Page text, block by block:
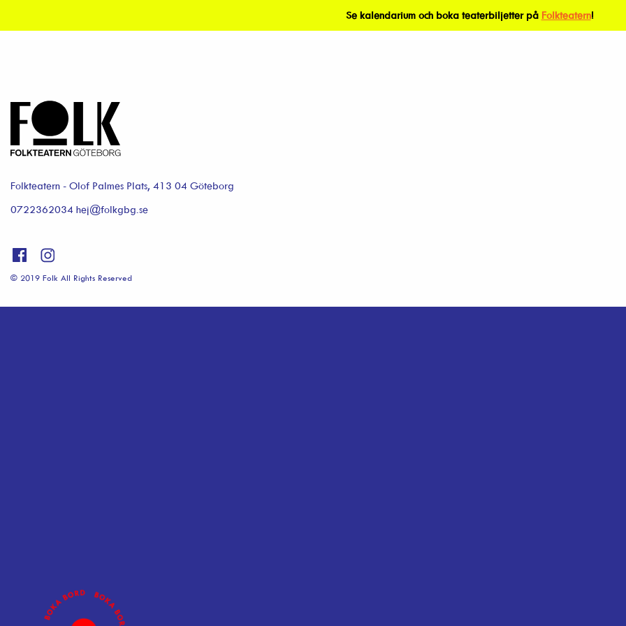
Se kalendarium och boka teaterbiljetter på Folkteatern!
Folkteatern - Olof Palmes Plats, 413 04 Göteborg
0722362034 hej@folkgbg.se
© 2019 Folk All Rights Reserved